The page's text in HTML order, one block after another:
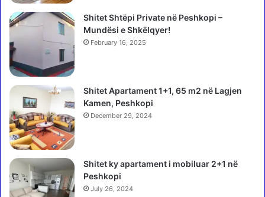
m
e
f
a
m
i
j
t
n
e
e
v
o
Shitet Shtëpi Private në Peshkopi –
Mundësi e Shkëlqyer!
February 16, 2025
Shitet Apartament 1+1, 65 m2 në Lagjen
Kamen, Peshkopi
December 29, 2024
Shitet ky apartament i mobiluar 2+1 në
Peshkopi
July 26, 2024